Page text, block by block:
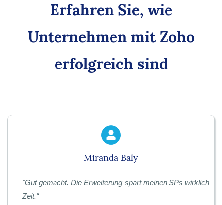
Erfahren Sie, wie
Unternehmen mit Zoho
erfolgreich sind
Miranda Baly
"Gut gemacht. Die Erweiterung spart meinen SPs wirklich
Zeit.“